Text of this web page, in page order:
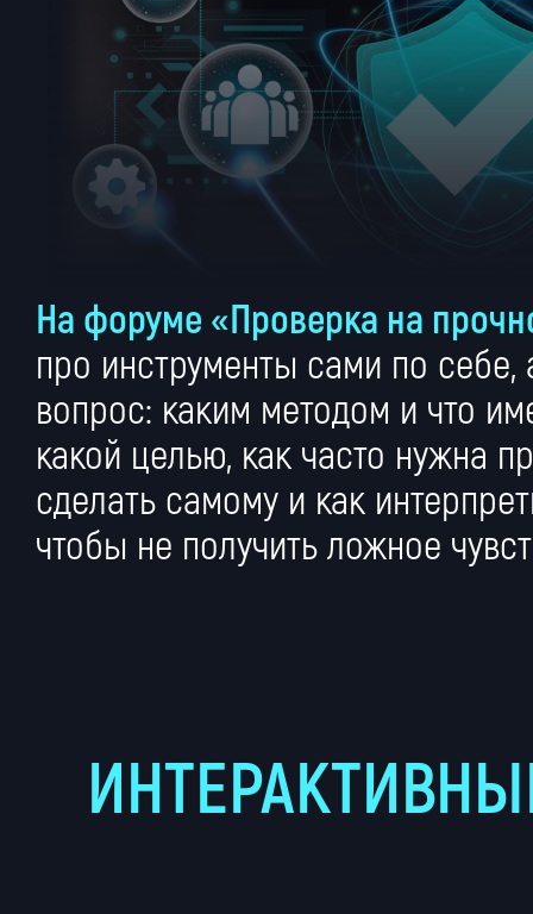
На форуме «Проверка на
про инструменты сами по себе,
вопрос: каким методом и что
какой целью, как часто нужна
сделать самому и как
чтобы не получить ложное